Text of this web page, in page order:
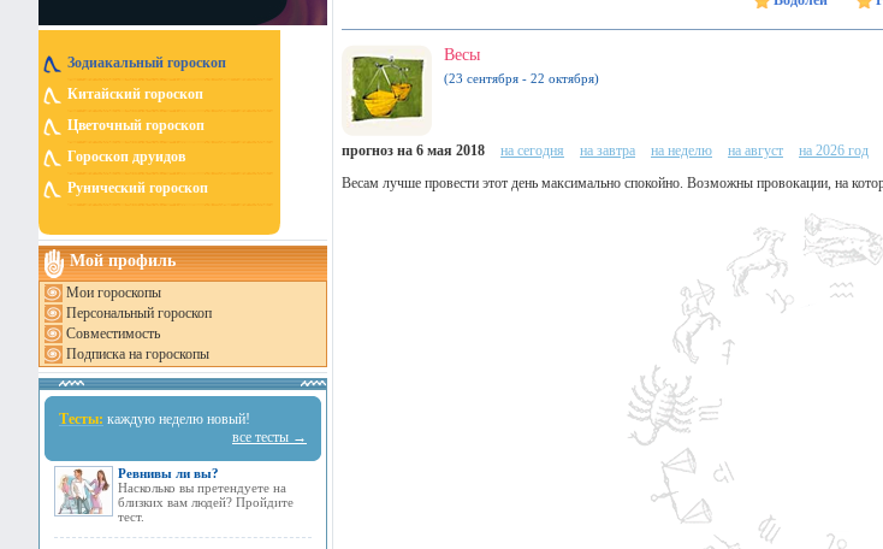
Зодиакальный гороскоп
Китайский гороскоп
Цветочный гороскоп
Гороскоп друидов
Рунический гороскоп
Мой профиль
Мои гороскопы
Персональный гороскоп
Совместимость
Подписка на гороскопы
Тесты: каждую неделю новый!
все тесты →
Ревнивы ли вы?
Насколько вы претендуете на
близких вам людей? Пройдите
тест.
Весы
(23 сентября - 22 октября)
прогноз на 6 мая 2018 на сегодня на завтра на неделю на август на 2026 год
Весам лучше провести этот день максимально спокойно. Возможны провокации, на